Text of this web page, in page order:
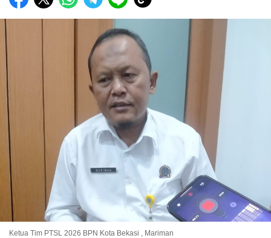
Ketua Tim PTSL 2026 BPN Kota Bekasi , Mariman